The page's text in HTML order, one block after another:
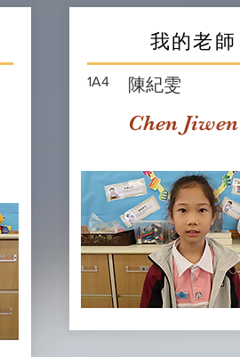
我的老師
1A4 陳紀雯
Chen Jiwen